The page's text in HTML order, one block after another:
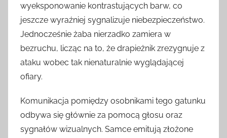
wyeksponowanie kontrastujących barw, co
jeszcze wyraźniej sygnalizuje niebezpieczeństwo.
Jednocześnie żaba nierzadko zamiera w
bezruchu, licząc na to, że drapieżnik zrezygnuje z
ataku wobec tak nienaturalnie wyglądającej
ofiary.
Komunikacja pomiędzy osobnikami tego gatunku
odbywa się głównie za pomocą głosu oraz
sygnałów wizualnych. Samce emitują złożone